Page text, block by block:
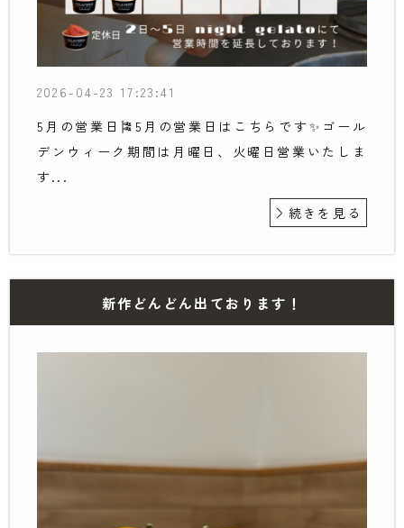
2026-04-23 17:23:41
5月の営業日🎏5月の営業日はこちらです✨ゴール
デンウィーク期間は月曜日、火曜日営業いたしま
す...
続きを見る
新作どんどん出ております！